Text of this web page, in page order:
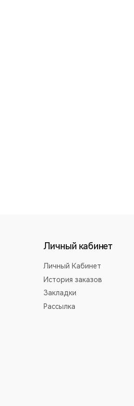
Личный кабинет
Личный Кабинет
История заказов
Закладки
Рассылка